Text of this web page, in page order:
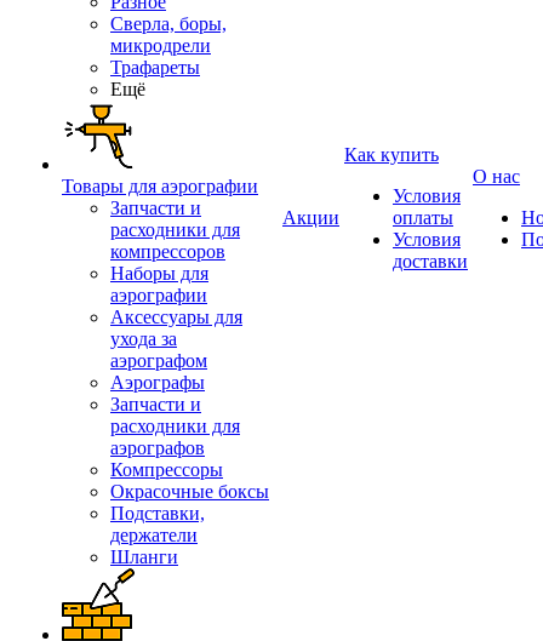
Сверла, боры,
микродрели
Трафареты
Ещё
Товары для аэрографии
Запчасти и
расходники для
компрессоров
Наборы для
аэрографии
Аксессуары для
ухода за
аэрографом
Аэрографы
Запчасти и
расходники для
аэрографов
Компрессоры
Окрасочные боксы
Подставки,
держатели
Шланги
Акции
Как купить
Условия
оплаты
Условия
доставки
О нас